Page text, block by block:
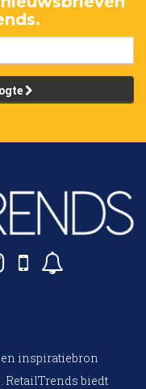
inspiratiebron
RetailTrends biedt